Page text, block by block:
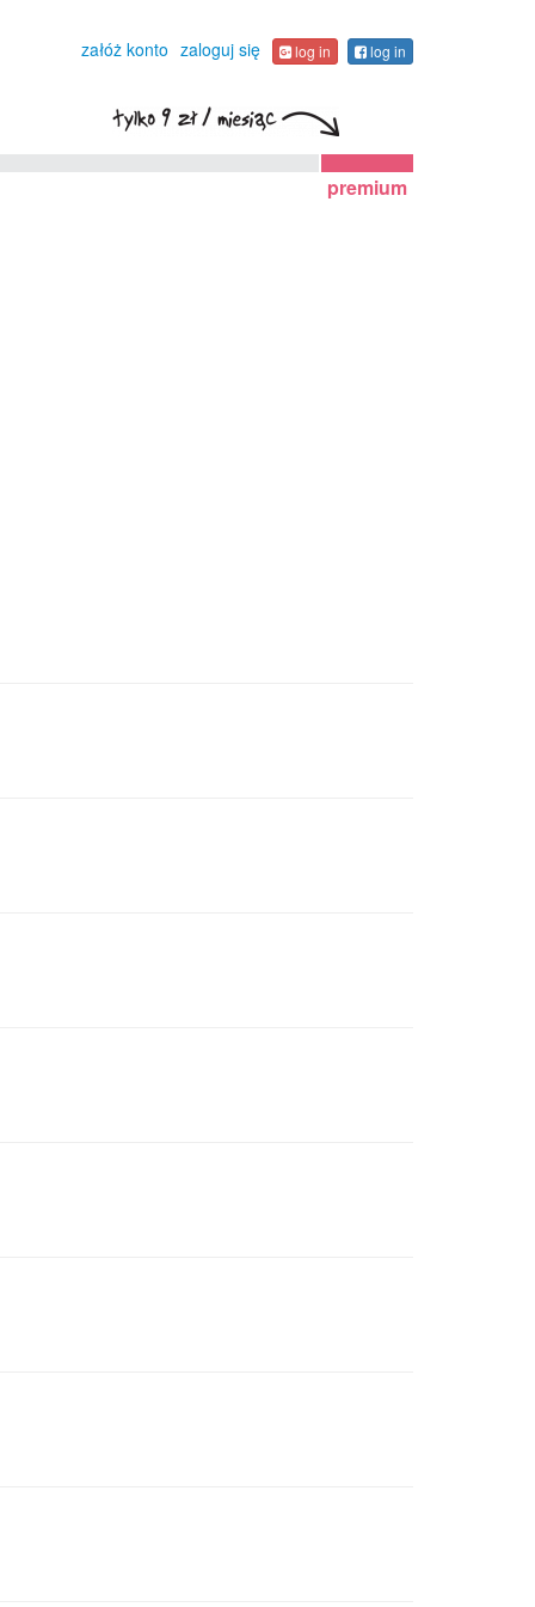
załóż konto zaloguj się log in log in
premium